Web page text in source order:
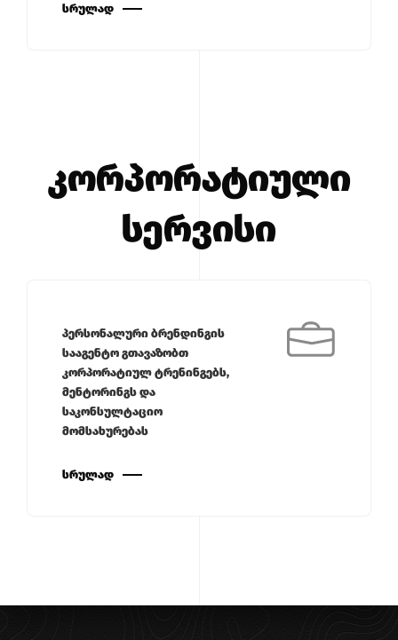
ᲡᲠᲣᲚᲐᲓ
კორპორატიული
სერვისი
პერსონალური ბრენდინგის
სააგენტო გთავაზობთ
კორპორატიულ ტრენინგებს,
მენტორინგს და
საკონსულტაციო
მომსახურებას
ᲡᲠᲣᲚᲐᲓ